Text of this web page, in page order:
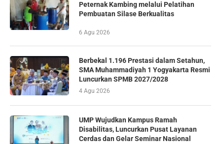
Peternak Kambing melalui Pelatihan
Pembuatan Silase Berkualitas
6 Agu 2026
Berbekal 1.196 Prestasi dalam Setahun,
SMA Muhammadiyah 1 Yogyakarta Resmi
Luncurkan SPMB 2027/2028
4 Agu 2026
UMP Wujudkan Kampus Ramah
Disabilitas, Luncurkan Pusat Layanan
Cerdas dan Gelar Seminar Nasional